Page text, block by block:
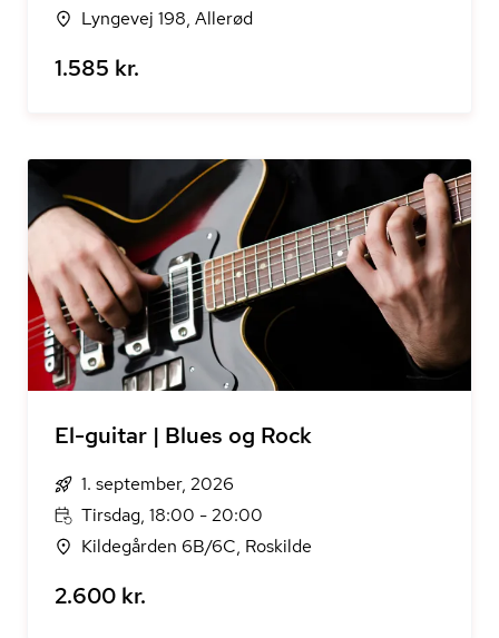
Lyngevej 198, Allerød
1.585 kr.
El-guitar | Blues og Rock
1. september, 2026
Tirsdag, 18:00 - 20:00
Kildegården 6B/6C, Roskilde
2.600 kr.